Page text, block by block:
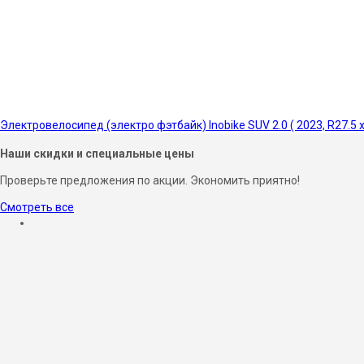
Электровелосипед (электро фэтбайк) Inobike SUV 2.0 ( 2023, R27.5
Наши скидки и специальные цены
Проверьте предложения по акции. Экономить приятно!
Смотреть все